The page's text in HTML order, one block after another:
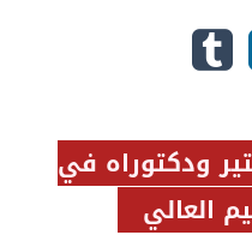
ودكتوراه في
العالي